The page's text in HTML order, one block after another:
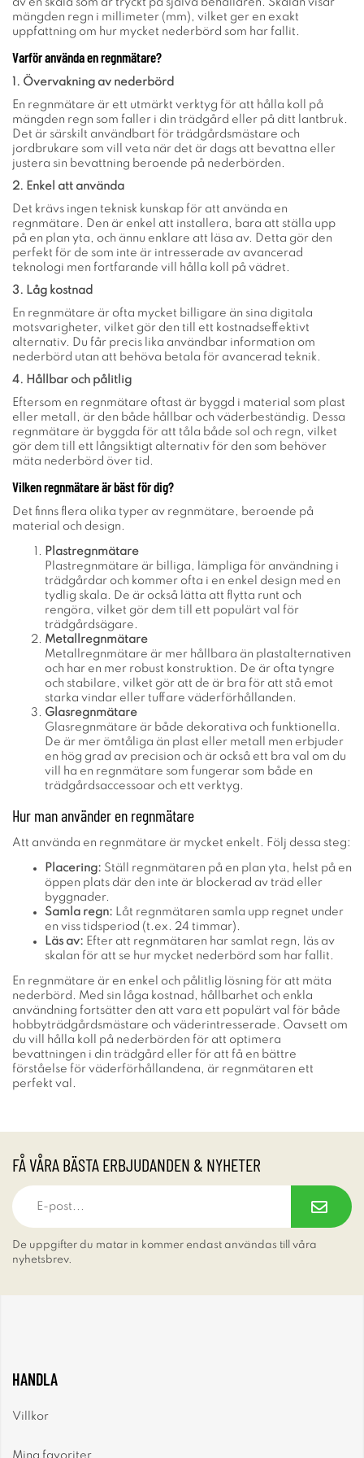
av en skala som är tryckt på själva behållaren. Skalan visar
mängden regn i millimeter (mm), vilket ger en exakt
uppfattning om hur mycket nederbörd som har fallit.
Varför använda en regnmätare?
1. Övervakning av nederbörd
En regnmätare är ett utmärkt verktyg för att hålla koll på
mängden regn som faller i din trädgård eller på ditt lantbruk.
Det är särskilt användbart för trädgårdsmästare och
jordbrukare som vill veta när det är dags att bevattna eller
justera sin bevattning beroende på nederbörden.
2. Enkel att använda
Det krävs ingen teknisk kunskap för att använda en
regnmätare. Den är enkel att installera, bara att ställa upp
på en plan yta, och ännu enklare att läsa av. Detta gör den
perfekt för de som inte är intresserade av avancerad
teknologi men fortfarande vill hålla koll på vädret.
3. Låg kostnad
En regnmätare är ofta mycket billigare än sina digitala
motsvarigheter, vilket gör den till ett kostnadseffektivt
alternativ. Du får precis lika användbar information om
nederbörd utan att behöva betala för avancerad teknik.
4. Hållbar och pålitlig
Eftersom en regnmätare oftast är byggd i material som plast
eller metall, är den både hållbar och väderbeständig. Dessa
regnmätare är byggda för att tåla både sol och regn, vilket
gör dem till ett långsiktigt alternativ för den som behöver
mäta nederbörd över tid.
Vilken regnmätare är bäst för dig?
Det finns flera olika typer av regnmätare, beroende på
material och design.
Plastregnmätare
Plastregnmätare är billiga, lämpliga för användning i
trädgårdar och kommer ofta i en enkel design med en
tydlig skala. De är också lätta att flytta runt och
rengöra, vilket gör dem till ett populärt val för
trädgårdsägare.
Metallregnmätare
Metallregnmätare är mer hållbara än plastalternativen
och har en mer robust konstruktion. De är ofta tyngre
och stabilare, vilket gör att de är bra för att stå emot
starka vindar eller tuffare väderförhållanden.
Glasregnmätare
Glasregnmätare är både dekorativa och funktionella.
De är mer ömtåliga än plast eller metall men erbjuder
en hög grad av precision och är också ett bra val om du
vill ha en regnmätare som fungerar som både en
trädgårdsaccessoar och ett verktyg.
Hur man använder en regnmätare
Att använda en regnmätare är mycket enkelt. Följ dessa steg:
Placering: Ställ regnmätaren på en plan yta, helst på en
öppen plats där den inte är blockerad av träd eller
byggnader.
Samla regn: Låt regnmätaren samla upp regnet under
en viss tidsperiod (t.ex. 24 timmar).
Läs av: Efter att regnmätaren har samlat regn, läs av
skalan för att se hur mycket nederbörd som har fallit.
En regnmätare är en enkel och pålitlig lösning för att mäta
nederbörd. Med sin låga kostnad, hållbarhet och enkla
användning fortsätter den att vara ett populärt val för både
hobbyträdgårdsmästare och väderintresserade. Oavsett om
du vill hålla koll på nederbörden för att optimera
bevattningen i din trädgård eller för att få en bättre
förståelse för väderförhållandena, är regnmätaren ett
perfekt val.
FÅ VÅRA BÄSTA ERBJUDANDEN & NYHETER
De uppgifter du matar in kommer endast användas till våra
nyhetsbrev.
HANDLA
Villkor
Mina favoriter